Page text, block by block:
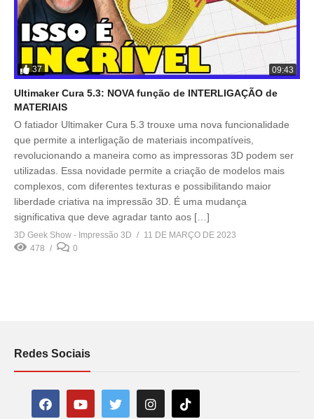
37 09:43
Ultimaker Cura 5.3: NOVA função de INTERLIGAÇÃO de
MATERIAIS
O fatiador Ultimaker Cura 5.3 trouxe uma nova funcionalidade
que permite a interligação de materiais incompatíveis,
revolucionando a maneira como as impressoras 3D podem ser
utilizadas. Essa novidade permite a criação de modelos mais
complexos, com diferentes texturas e possibilitando maior
liberdade criativa na impressão 3D. É uma mudança
significativa que deve agradar tanto aos […]
3D Geek Show - Impressão 3D
11 DE MARÇO DE 2023
478
0
Redes Sociais